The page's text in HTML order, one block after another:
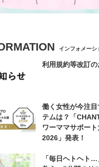
インフォメーシ
利用規約等改訂
働く女性が今注目
テムは？「
ワーママサポート
2026」発表！
「毎日ヘトヘト